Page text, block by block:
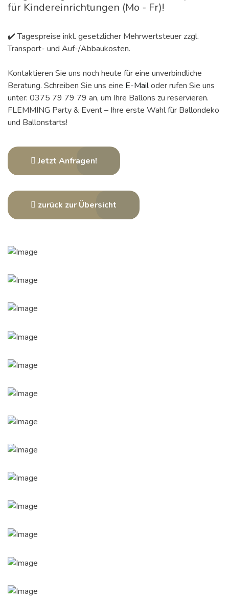
für Kindereinrichtungen (Mo - Fr)!
✔️ Tagespreise inkl. gesetzlicher Mehrwertsteuer zzgl.
Transport- und Auf-/Abbaukosten.
Kontaktieren Sie uns noch heute für eine unverbindliche
Beratung. Schreiben Sie uns eine E-Mailoder rufen Sie uns
unter: 0375 79 79 79 an, um Ihre Ballons zu reservieren.
FLEMMING Party & Event – Ihre erste Wahl für Ballondeko
und Ballonstarts!
Jetzt Anfragen!
zurück zur Übersicht